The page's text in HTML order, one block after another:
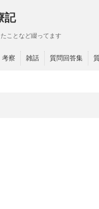
記
ことなど綴ってます
考察 雑話 質問回答集